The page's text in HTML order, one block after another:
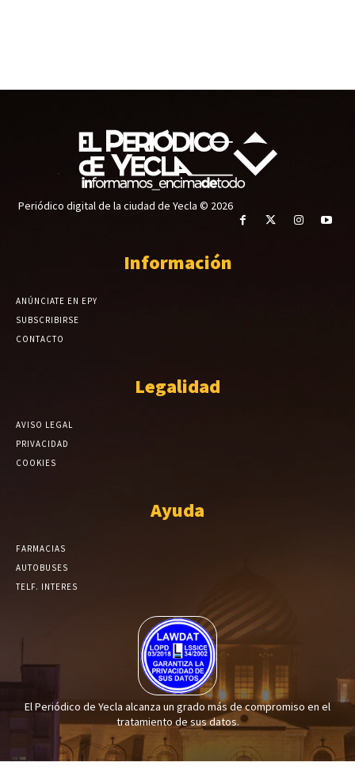
Periódico digital de la ciudad de Yecla © 2026
Información
ANÚNCIATE EN EPY
SUBSCRIBIRSE
CONTACTO
Legalidad
AVISO LEGAL
PRIVACIDAD
COOKIES
Ayuda
FARMACIAS
AUTOBUSES
TELF. INTERES
El Periódico de Yecla alcanza un grado más de compromiso en el
tratamiento de sus datos.